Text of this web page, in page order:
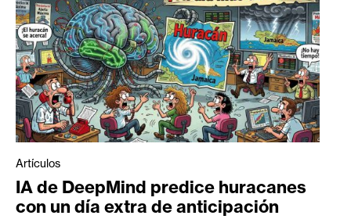
Artículos
IA de DeepMind predice huracanes
con un día extra de anticipación